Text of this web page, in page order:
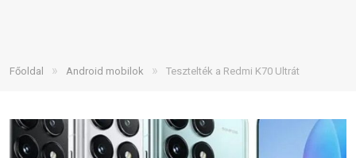
Főoldal » Android mobilok » Tesztelték a Redmi K70 Ultrát